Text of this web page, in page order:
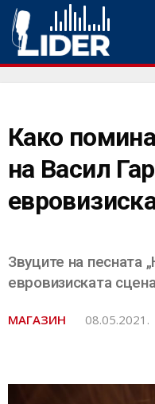
Како
на Васил
Звуците на песната
евровизиската
МАГАЗИН 08.05.2021.